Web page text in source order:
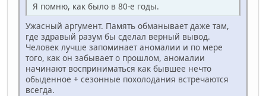
Я помню, как было в 80-е годы.
Ужасный аргумент. Память обманывает даже там,
где здравый разум бы сделал верный вывод.
Человек лучше запоминает аномалии и по мере
того, как он забывает о прошлом, аномалии
начинают восприниматься как бывшее нечто
обыденное + сезонные похолодания встречаются
всегда.